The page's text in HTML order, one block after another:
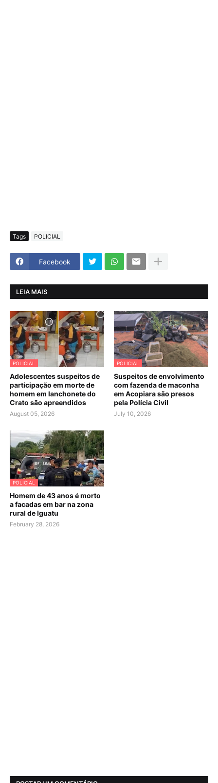
Tags POLICIAL
Facebook
LEIA MAIS
POLICIAL
Adolescentes suspeitos de
participação em morte de
homem em lanchonete do
Crato são apreendidos
August 05, 2026
POLICIAL
Suspeitos de envolvimento
com fazenda de maconha
em Acopiara são presos
pela Polícia Civil
July 10, 2026
POLICIAL
Homem de 43 anos é morto
a facadas em bar na zona
rural de Iguatu
February 28, 2026